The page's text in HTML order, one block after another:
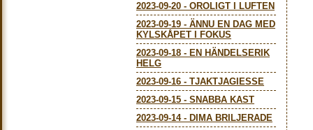
2023-09-20 - OROLIGT I LUFTEN
2023-09-19 - ÄNNU EN DAG MED
KYLSKÅPET I FOKUS
2023-09-18 - EN HÄNDELSERIK
HELG
2023-09-16 - TJAKTJAGIESSE
2023-09-15 - SNABBA KAST
2023-09-14- DIMA BRILJERADE